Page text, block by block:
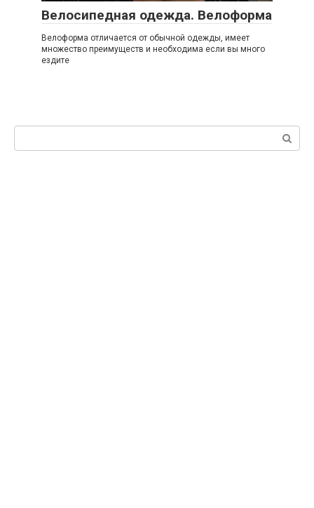
Велосипедная одежда. Велоформа
Велоформа отличается от обычной одежды, имеет
множество преимуществ и необходима если вы много
ездите